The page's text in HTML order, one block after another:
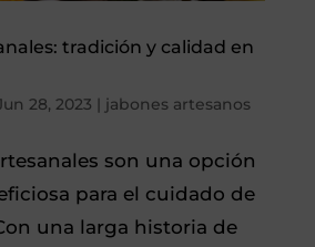
tradición y calidad en
28, 2023 | jabones artesanos
son una opción
para el cuidado de
una larga historia de